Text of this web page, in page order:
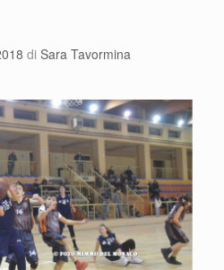
di Sara Tavormina